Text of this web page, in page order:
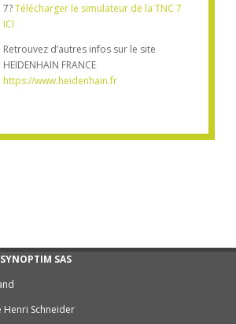
7?Télécharger le simulateur de la TNC 7
ICI
Retrouvez d’autres infos sur le site
HEIDENHAIN FRANCE
https://www.heidenhain.fr
SAS
Henri Schneider